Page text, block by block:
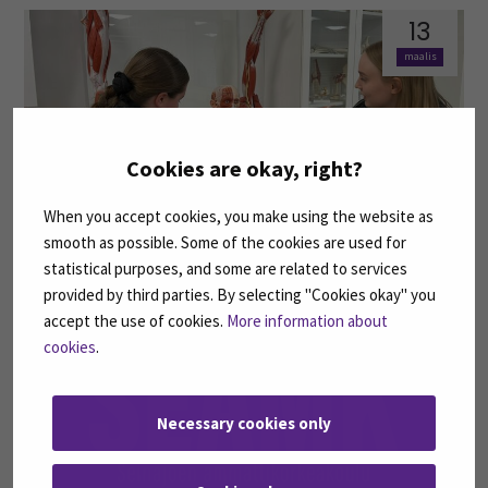
Cookies are okay, right?
When you accept cookies, you make using the website as
smooth as possible. Some of the cookies are used for
statistical purposes, and some are related to services
provided by third parties. By selecting "Cookies okay" you
accept the use of cookies. More information about
cookies.
Necessary cookies only
13
maalis
Ihmisten auttaminen ja fyysisen toimintakyvyn
edistäminen motivoivat opiskelemaan fysioterapeutiksi